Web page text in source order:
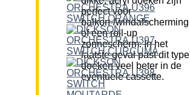
perfect voor
balkon-/windafscherming
of een roll-up
zonnescherm. In het
laatste geval past dit type
doeken veel beter in de
eventuele cassette.